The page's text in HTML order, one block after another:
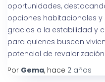
oportunidades,
opciones habitacionales
gracias a la estabilidad y
para quienes buscan
potencial de revalorización.
Por Gema, hace 2 años